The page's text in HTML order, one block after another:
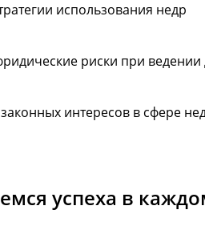
использования недр
риски при ведении
интересов в сфере
успеха в